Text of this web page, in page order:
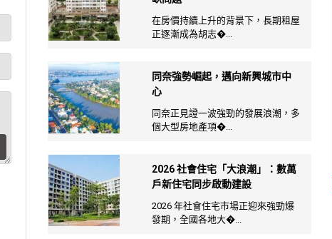
在房價持續上升的背景下，長期租屋
正逐漸成為胡志�...
同奈強勢崛起，邁向新興城市中
心
同奈正見證一波強勁的發展浪潮，多
個大型房地產項�...
2026 社會住宅「大浪潮」：數萬
戶新住宅同步啟動建設
2026 年社會住宅市場正迎來強勁爆
發期，全國各地大�...